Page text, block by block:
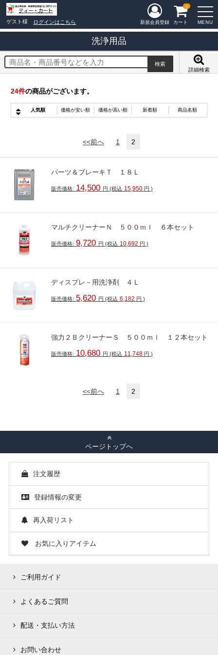
ゲスト様 ログインはこちら MENU
新規会員登録 カート
0
洗浄用品
詳細検索
24件の商品がございます。
人気順 価格が安い順 価格が高い順 新着順 商品名順
<<前へ 1 2
パーツ＆ブレーキＴ １８Ｌ
販売価格: 14,500 円 (税込 15,950 円 )
マルチクリーナーＮ ５００ｍｌ ６本セット
販売価格: 9,720 円 (税込 10,692 円 )
ディスプレ－用洗浄剤 ４Ｌ
販売価格: 5,620 円 (税込 6,182 円 )
強力２ＢクリーナーＳ ５００ｍｌ １２本セット
販売価格: 10,680 円 (税込 11,748 円 )
<<前へ 1 2
ページトップへ
注文履歴
登録情報の変更
再入荷リスト
お気に入りアイテム
ご利用ガイド
よくあるご質問
配送・支払い方法
お問い合わせ